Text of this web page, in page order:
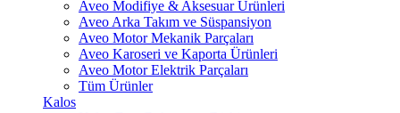
Aveo Modifiye & Aksesuar Ürünleri
Aveo Arka Takım ve Süspansiyon
Aveo Motor Mekanik Parçaları
Aveo Karoseri ve Kaporta Ürünleri
Aveo Motor Elektrik Parçaları
Tüm Ürünler
Kalos